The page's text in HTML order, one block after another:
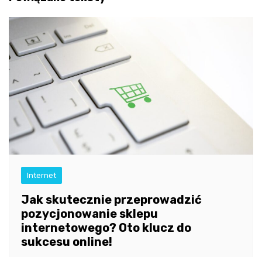
Internet
Jak skutecznie przeprowadzić
pozycjonowanie sklepu
internetowego? Oto klucz do
sukcesu online!